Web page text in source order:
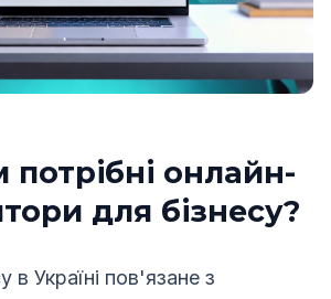
онлайн-
для бізнесу?
в Україні пов'язане з